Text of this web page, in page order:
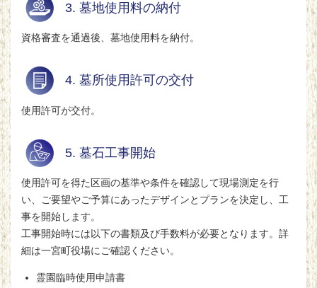
3. 墓地使用料の納付
資格審査を通過後、墓地使用料を納付。
4. 墓所使用許可の交付
使用許可が交付。
5. 墓石工事開始
使用許可を得た区画の基準や条件を確認して現場測定を行
い、ご要望やご予算にあったデザインとプランを決定し、工
事を開始します。
工事開始時には以下の書類及び手数料が必要となります。詳
細は一宮町役場にご確認ください。
霊園臨時使用申請書